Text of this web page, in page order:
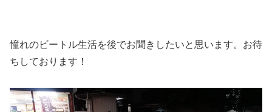
憧れのビートル生活を後でお聞きしたいと思います。お待
ちしております！